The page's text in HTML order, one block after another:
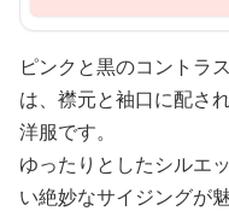
ピンクと黒のコントラ
は、襟元と袖口に配さ
洋服です。
ゆったりとしたシルエ
い絶妙なサイジングが魅